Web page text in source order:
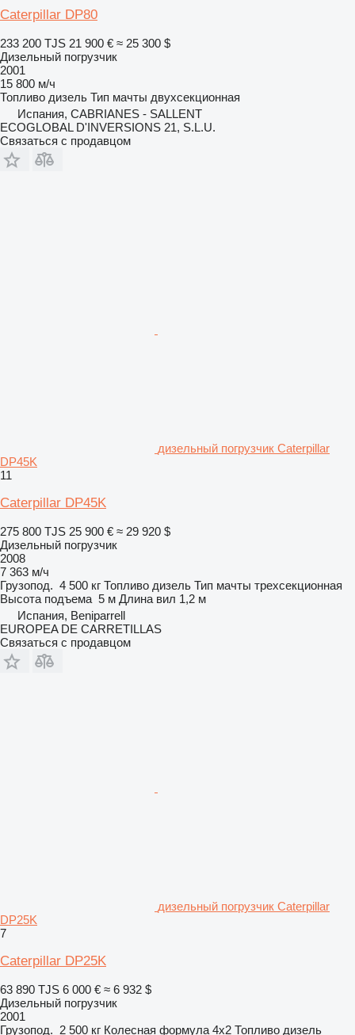
Caterpillar DP80
233 200 TJS 21 900 € ≈ 25 300 $
Дизельный погрузчик
2001
15 800 м/ч
Топливо дизель Тип мачты двухсекционная
Испания, CABRIANES - SALLENT
ECOGLOBAL D'INVERSIONS 21, S.L.U.
Связаться с продавцом
дизельный погрузчик Caterpillar
DP45K
11
Caterpillar DP45K
275 800 TJS 25 900 € ≈ 29 920 $
Дизельный погрузчик
2008
7 363 м/ч
Грузопод. 4 500 кг Топливо дизель Тип мачты трехсекционная
Высота подъема 5 м Длина вил 1,2 м
Испания, Beniparrell
EUROPEA DE CARRETILLAS
Связаться с продавцом
дизельный погрузчик Caterpillar
DP25K
7
Caterpillar DP25K
63 890 TJS 6 000 € ≈ 6 932 $
Дизельный погрузчик
2001
Грузопод. 2 500 кг Колесная формула 4x2 Топливо дизель